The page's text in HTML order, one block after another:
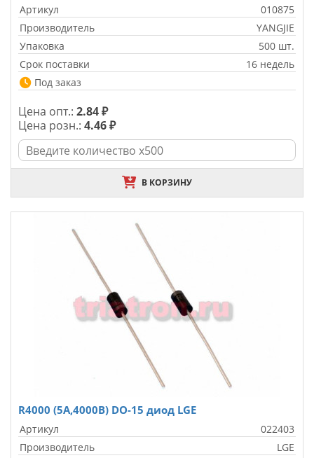
Артикул
010875
Производитель
YANGJIE
Упаковка
500 шт.
Срок поставки
16 недель
Под заказ
Цена опт.: 2.84 ₽
Цена розн.: 4.46 ₽
В КОРЗИНУ
R4000 (5A,4000В) DO-15 диод LGE
Артикул
022403
Производитель
LGE